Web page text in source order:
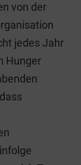
ttvon der
jedes Jahr
Hunger